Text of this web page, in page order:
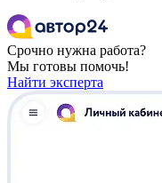
Срочно нужна работа?
Мы готовы помочь!
Найти эксперта